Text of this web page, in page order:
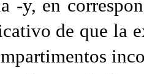
-y, en
de que la